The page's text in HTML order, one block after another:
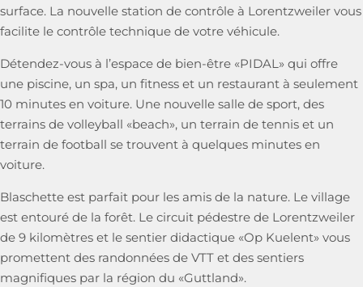
surface. La nouvelle station de contrôle à Lorentzweiler vous
facilite le contrôle technique de votre véhicule.
Détendez-vous à l’espace de bien-être «PIDAL» qui offre
une piscine, un spa, un fitness et un restaurant à seulement
10 minutes en voiture. Une nouvelle salle de sport, des
terrains de volleyball «beach», un terrain de tennis et un
terrain de football se trouvent à quelques minutes en
voiture.
Blaschette est parfait pour les amis de la nature. Le village
est entouré de la forêt. Le circuit pédestre de Lorentzweiler
de 9 kilomètres et le sentier didactique «Op Kuelent» vous
promettent des randonnées de VTT et des sentiers
magnifiques par la région du «Guttland».